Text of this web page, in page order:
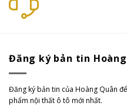
Đăng ký bản tin
Đăng ký bản tin của Hoàng Quân
phẩm nội thất ô tô mới nhất.